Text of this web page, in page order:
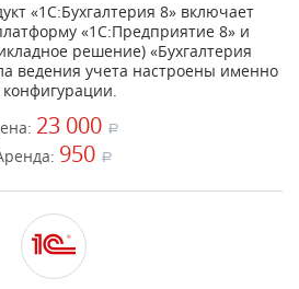
«1С:Бухгалтерия 8» включает
«1С:Предприятие 8» и
решение) «Бухгалтерия
ведения учета настроены именно
конфигурации.
23 000 a
950 a